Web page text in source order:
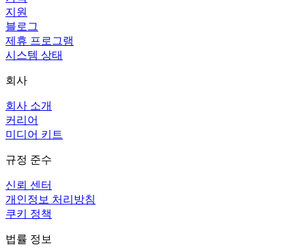
지원
블로그
제휴 프로그램
시스템 상태
회사
회사 소개
커리어
미디어 키트
규정 준수
신뢰 센터
개인정보 처리방침
쿠키 정책
법률 정보